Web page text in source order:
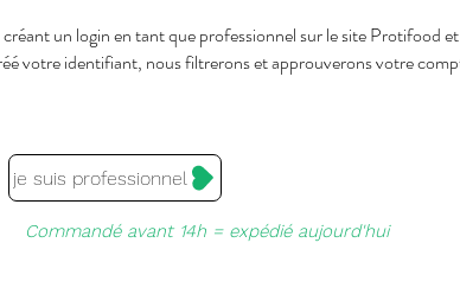
un login en tant que professionnel sur le site Protifood
votre identifiant, nous filtrerons et approuverons votre
je suis professionnel
Commandé avant 14h = expédié aujourd'hui